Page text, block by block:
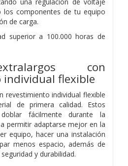
los componentes de tu equipo
de carga.
superior a 100.000 horas de
con
individual flexible
revestimiento individual flexible
de primera calidad. Estos
fácilmente durante la
permitir adaptarse mejor en la
equipo, hacer una instalación
menos espacio, además de
y durabilidad.